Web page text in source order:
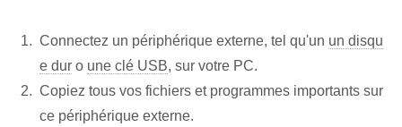
Connectez un périphérique externe, tel qu'un un disqu
e dur o une clé USB, sur votre PC.
Copiez tous vos fichiers et programmes importants sur
ce périphérique externe.